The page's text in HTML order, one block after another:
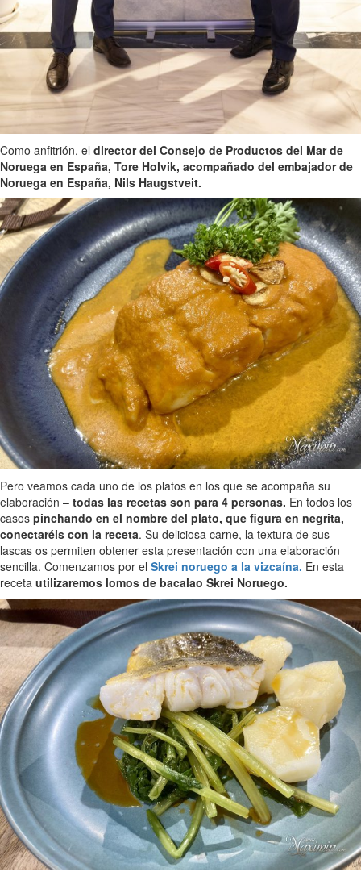
Como anfitrión, el director del Consejo de Productos del Mar de
Noruega en España, Tore Holvik, acompañado del embajador de
Noruega en España, Nils Haugstveit.
Pero veamos cada uno de los platos en los que se acompaña su
elaboración – todas las recetas son para 4 personas. En todos los
casos pinchando en el nombre del plato, que figura en negrita,
conectaréis con la receta. Su deliciosa carne, la textura de sus
lascas os permiten obtener esta presentación con una elaboración
sencilla. Comenzamos por el Skrei noruego a la vizcaína. En esta
receta utilizaremos lomos de bacalao Skrei Noruego.